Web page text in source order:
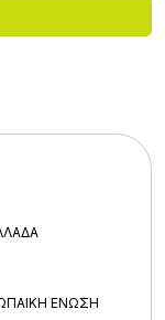
ΕΝΩΣΗ